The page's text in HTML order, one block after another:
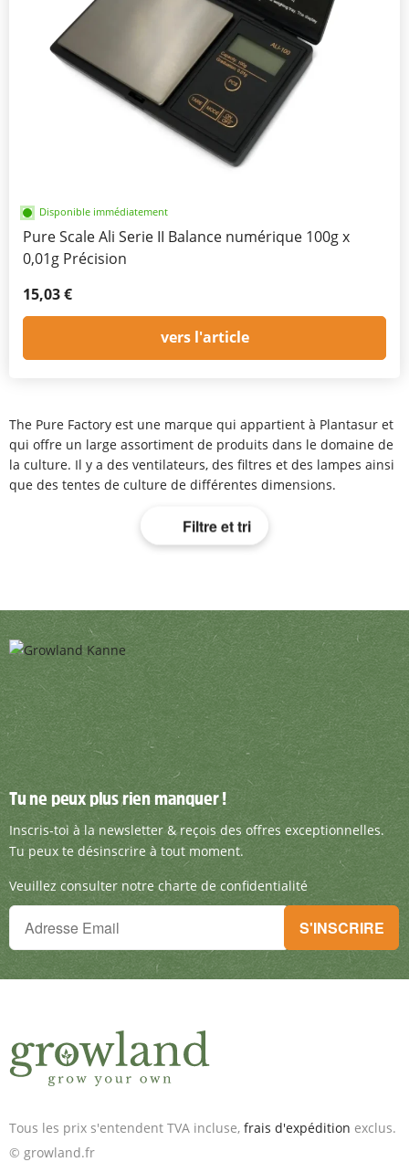
Filtre et tri
Disponible immédiatement
Pure Scale Ali Serie II Balance numérique 100g x
0,01g Précision
15,03 €
vers l'article
The Pure Factory est une marque qui appartient à Plantasur et
qui offre un large assortiment de produits dans le domaine de
la culture. Il y a des ventilateurs, des filtres et des lampes ainsi
que des tentes de culture de différentes dimensions.
Tu ne peux plus rien manquer !
Inscris-toi à la newsletter & reçois des offres
Tu ne peux plus rien manquer !
Inscris-toi à la newsletter & reçois des offres exceptionnelles.
Tu peux te désinscrire à tout moment.
Veuillez consulter notre charte de confidentialité
Tu ne peux plus rien manquer !
Inscris-toi à la newsletter & reçois des offres exceptionnelles.
S'INSCRIRE
Tous les prix s'entendent TVA incluse, frais d'expédition exclus.
© growland.fr